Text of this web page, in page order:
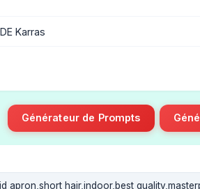
Karras
Générateur de Prompts